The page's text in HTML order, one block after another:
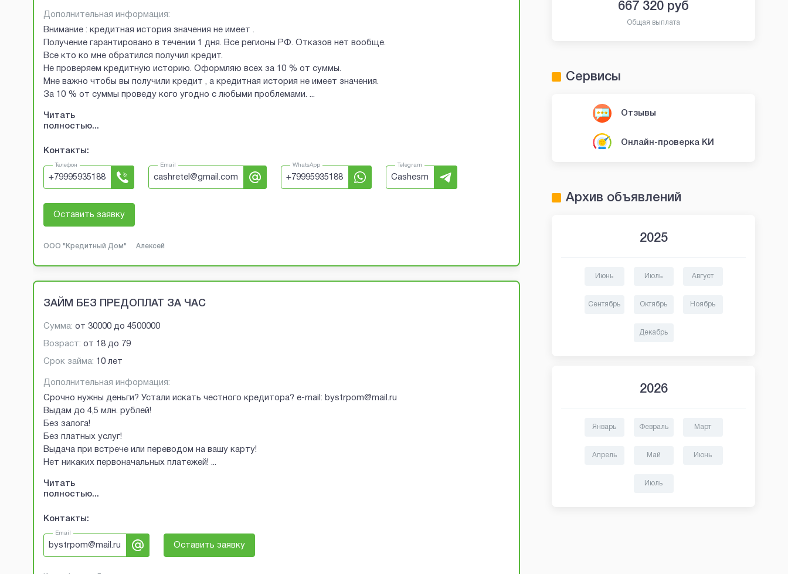
Дополнительная информация:
Внимание : кредитная история значения не имеет .
Получение гарантировано в течении 1 дня. Все регионы РФ. Отказов нет вообще.
Все кто ко мне обратился получил кредит.
Не проверяем кредитную историю. Оформляю всех за 10 % от суммы.
Мне важно чтобы вы получили кредит , а кредитная история не имеет значения.
За 10 % от суммы проведу кого угодно с любыми проблемами. ...
Читать
полностью...
Контакты:
Телефон
+79995935188
Email
cashretel@gmail.com
WhatsApp
+79995935188
Telegram
Cashesm
Оставить заявку
ООО "Кредитный Дом" Алексей
ЗАЙМ БЕЗ ПРЕДОПЛАТ ЗА ЧАС
Сумма: от 30000 до 4500000
Возраст: от 18 до 79
Срок займа: 10 лет
Дополнительная информация:
Срочно нужны деньги? Устали искать честного кредитора? e-mail: bystrpom@mail.ru
Выдам до 4,5 млн. рублей!
Без залога!
Без платных услуг!
Выдача при встрече или переводом на вашу карту!
Нет никаких первоначальных платежей! ...
Читать
полностью...
Контакты:
Email
bystrpom@mail.ru Оставить заявку
667 320 руб
Общая выплата
Сервисы
Отзывы
Онлайн-проверка КИ
Архив объявлений
2025
Июнь Июль Август
Сентябрь Октябрь Ноябрь
Декабрь
2026
Январь Февраль Март
Апрель Май Июнь
Июль